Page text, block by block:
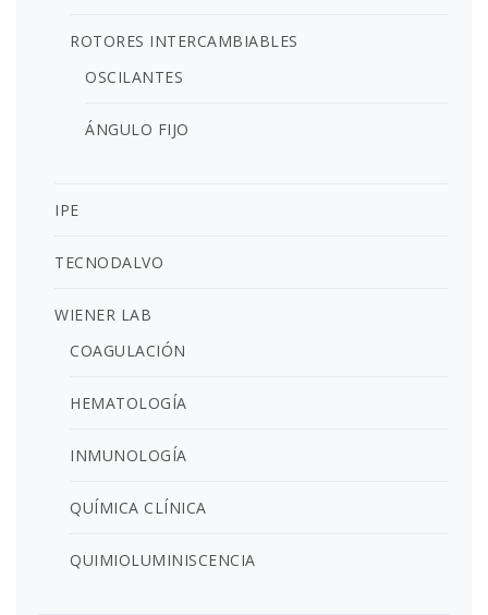
ROTORES INTERCAMBIABLES
OSCILANTES
ÁNGULO FIJO
IPE
TECNODALVO
WIENER LAB
COAGULACIÓN
HEMATOLOGÍA
INMUNOLOGÍA
QUÍMICA CLÍNICA
QUIMIOLUMINISCENCIA